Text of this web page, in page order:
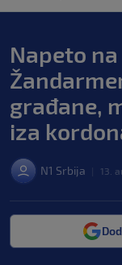
Napeto
građane,
iza
N1 Srbija 13.